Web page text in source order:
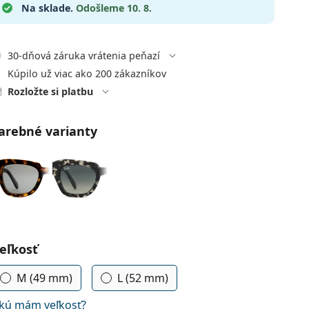
Na sklade. Odošleme 10. 8.
30-dňová záruka vrátenia peňazí
Kúpilo už viac ako 200 zákazníkov
Rozložte si platbu
varianty
parametre
M (49 mm)
L (52 mm)
mám veľkosť?